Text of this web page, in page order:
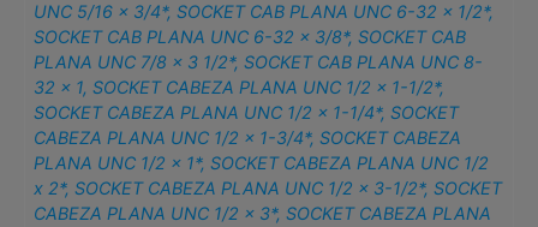
UNC 5/16 x 3/4*,SOCKET CAB PLANA UNC 6-32 x 1/2*,
SOCKET CAB PLANA UNC 6-32 x 3/8*,SOCKET CAB
PLANA UNC 7/8 x 3 1/2*,SOCKET CAB PLANA UNC 8-
32 x 1,SOCKET CABEZA PLANA UNC 1/2 x 1-1/2*,
SOCKET CABEZA PLANA UNC 1/2 x 1-1/4*,SOCKET
CABEZA PLANA UNC 1/2 x 1-3/4*,SOCKET CABEZA
PLANA UNC 1/2 x 1*,SOCKET CABEZA PLANA UNC 1/2
x 2*,SOCKET CABEZA PLANA UNC 1/2 x 3-1/2*,SOCKET
CABEZA PLANA UNC 1/2 x 3*,SOCKET CABEZA PLANA